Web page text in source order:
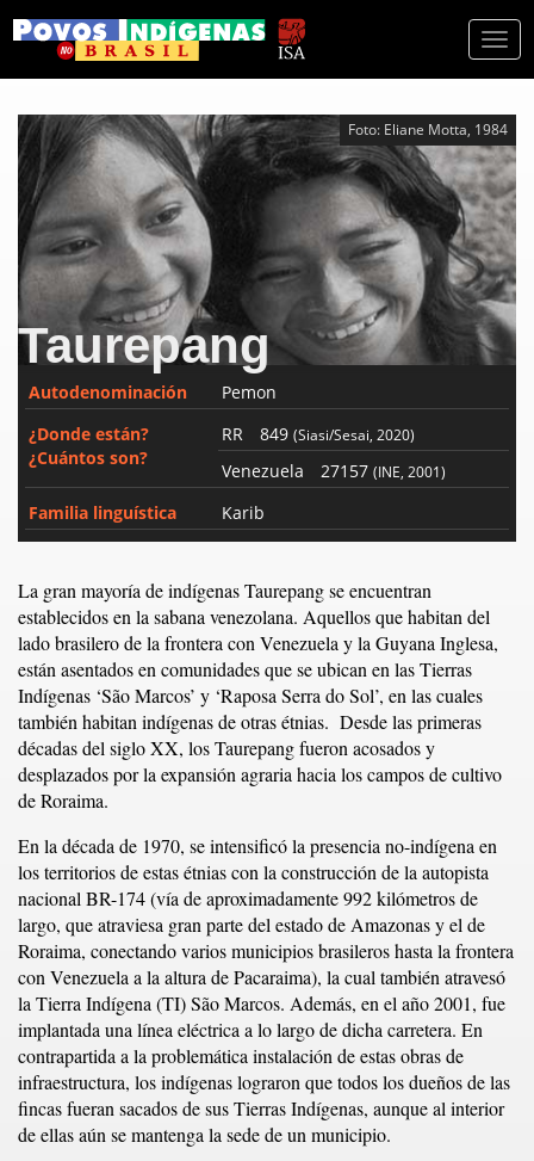
Foto: Eliane Motta, 1984
Taurepang
Autodenominación
Pemon
¿Donde están?
¿Cuántos son?
RR 849(Siasi/Sesai, 2020)
Venezuela 27157(INE, 2001)
Familia linguística Karib
La gran mayoría de indígenas Taurepang se encuentran
establecidos en la sabana venezolana. Aquellos que habitan del
lado brasilero de la frontera con Venezuela y la Guyana Inglesa,
están asentados en comunidades que se ubican en las Tierras
Indígenas ‘São Marcos’ y ‘Raposa Serra do Sol’, en las cuales
también habitan indígenas de otras étnias. Desde las primeras
décadas del siglo XX, los Taurepang fueron acosados y
desplazados por la expansión agraria hacia los campos de cultivo
de Roraima.
En la década de 1970, se intensificó la presencia no-indígena en
los territorios de estas étnias con la construcción de la autopista
nacional BR-174 (vía de aproximadamente 992 kilómetros de
largo, que atraviesa gran parte del estado de Amazonas y el de
Roraima, conectando varios municipios brasileros hasta la frontera
con Venezuela a la altura de Pacaraima), la cual también atravesó
la Tierra Indígena (TI) São Marcos. Además, en el año 2001, fue
implantada una línea eléctrica a lo largo de dicha carretera. En
contrapartida a la problemática instalación de estas obras de
infraestructura, los indígenas lograron que todos los dueños de las
fincas fueran sacados de sus Tierras Indígenas, aunque al interior
de ellas aún se mantenga la sede de un municipio.